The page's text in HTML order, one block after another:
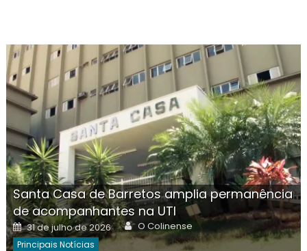
Santa Casa de Barretos amplia permanência
de acompanhantes na UTI
Posted
on
31 de julho de 2026 Author
O Colinense
Principais Notícias